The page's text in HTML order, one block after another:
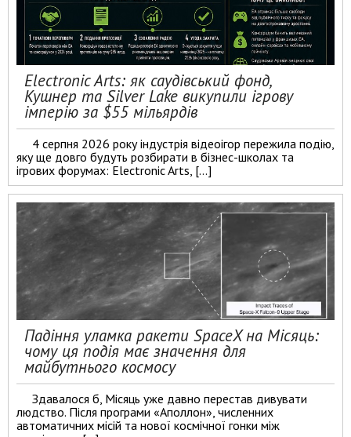
Electronic Arts: як саудівський фонд,
Кушнер та Silver Lake викупили ігрову
імперію за $55 мільярдів
4 серпня 2026 року індустрія відеоігор пережила подію,
яку ще довго будуть розбирати в бізнес-школах та
ігрових форумах: Electronic Arts, […]
Падіння уламка ракети SpaceX на Місяць:
чому ця подія має значення для
майбутнього космосу
Здавалося б, Місяць уже давно перестав дивувати
людство. Після програми «Аполлон», численних
автоматичних місій та нової космічної гонки між